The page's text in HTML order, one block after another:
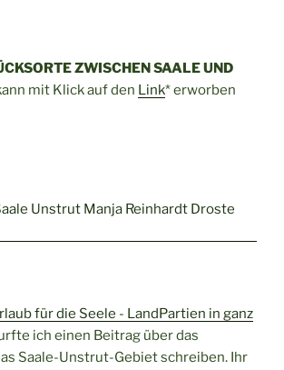
ZWISCHEN SAALE UND
mit Klick auf den Link* erworben
für die Seele - LandPartien in ganz
ich einen Beitrag über das
Saale-Unstrut-Gebiet schreiben. Ihr